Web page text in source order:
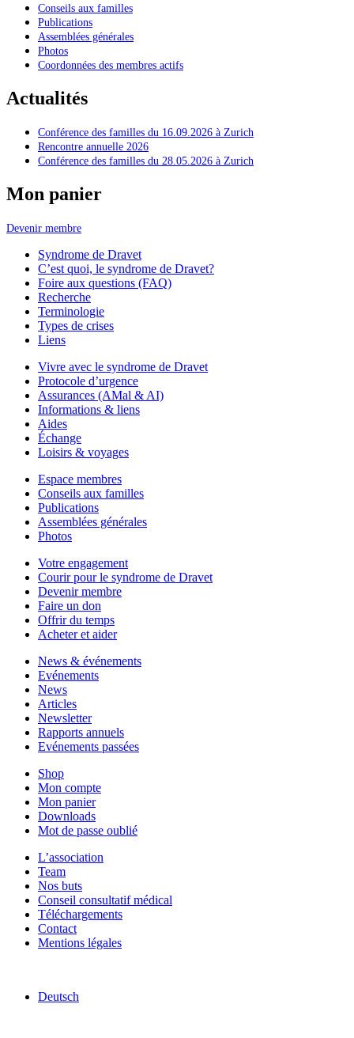
Conseils aux familles
Publications
Assemblées générales
Photos
Coordonnées des membres actifs
Actualités
Conférence des familles du 16.09.2026 à Zurich
Rencontre annuelle 2026
Conférence des familles du 28.05.2026 à Zurich
Mon panier
Devenir membre
Syndrome de Dravet
C’est quoi, le syndrome de Dravet?
Foire aux questions (FAQ)
Recherche
Terminologie
Types de crises
Liens
Vivre avec le syndrome de Dravet
Protocole d’urgence
Assurances (AMal & AI)
Informations & liens
Aides
Échange
Loisirs & voyages
Espace membres
Conseils aux familles
Publications
Assemblées générales
Photos
Votre engagement
Courir pour le syndrome de Dravet
Devenir membre
Faire un don
Offrir du temps
Acheter et aider
News & événements
Evénements
News
Articles
Newsletter
Rapports annuels
Evénements passées
Shop
Mon compte
Mon panier
Downloads
Mot de passe oublié
L’association
Team
Nos buts
Conseil consultatif médical
Téléchargements
Contact
Mentions légales
Deutsch